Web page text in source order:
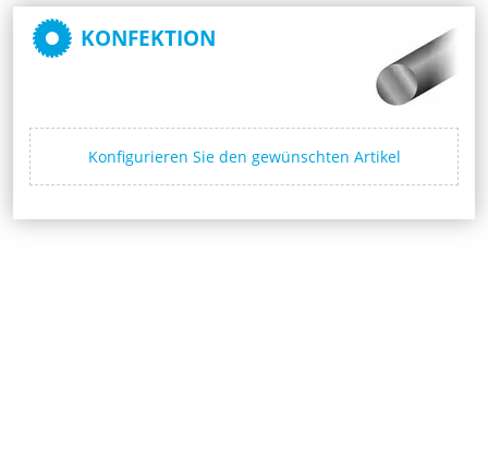
KONFEKTION
Konfigurieren Sie den gewünschten Artikel